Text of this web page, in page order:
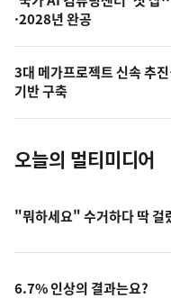
의
사
진
·2028년 완공
3대 메가프로젝트 신속 추
기반 구축
오늘의 멀티미디어
"뭐하세요" 수거하다 딱 걸
6.7% 인상의 결과는요?